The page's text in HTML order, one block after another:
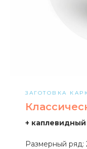
ЗАГОТОВКА
+
Размерный ряд: